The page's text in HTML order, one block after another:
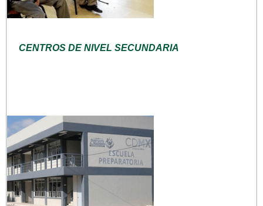
CENTROS DE NIVEL SECUNDARIA